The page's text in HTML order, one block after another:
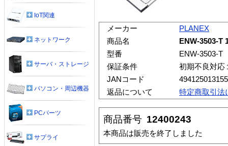
メーカー
PLANEX
商品名
ENW-3503-T
型番
ENW-3503-T
保証条件
初期不良対応
JANコード
返品について
特定商取引法
商品番号 12400243
本商品は販売を終了しました
IoT関連
ネットワーク
サーバ・ストレージ
パソコン・周辺機器
PCパーツ
サプライ